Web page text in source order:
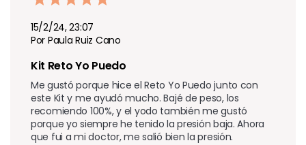
15/2/24, 23:07
Por Paula Ruiz Cano
Kit Reto Yo Puedo
Me gustó porque hice el Reto Yo Puedo junto con
este Kit y me ayudó mucho. Bajé de peso, los
recomiendo 100%, y el yodo también me gustó
porque yo siempre he tenido la presión baja. Ahora
que fui a mi doctor, me salió bien la presión.